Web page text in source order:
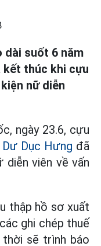
dài suốt 6 năm
kết thúc khi cựu
nữ diễn
ngày 23.6, cựu
Dư Dục Hưng đã
diễn viên về vấn
thập hồ sơ xuất
ghi chép thuế
sẽ trình báo